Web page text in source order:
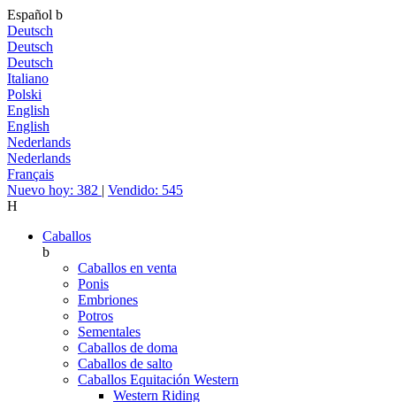
Español b
Deutsch
Deutsch
Deutsch
Italiano
Polski
English
English
Nederlands
Nederlands
Français
Nuevo hoy: 382 | Vendido: 545
H
Caballos
b
Caballos en venta
Ponis
Embriones
Potros
Sementales
Caballos de doma
Caballos de salto
Caballos Equitación Western
Western Riding